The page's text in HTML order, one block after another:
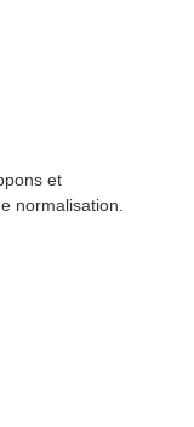
et
normalisation.